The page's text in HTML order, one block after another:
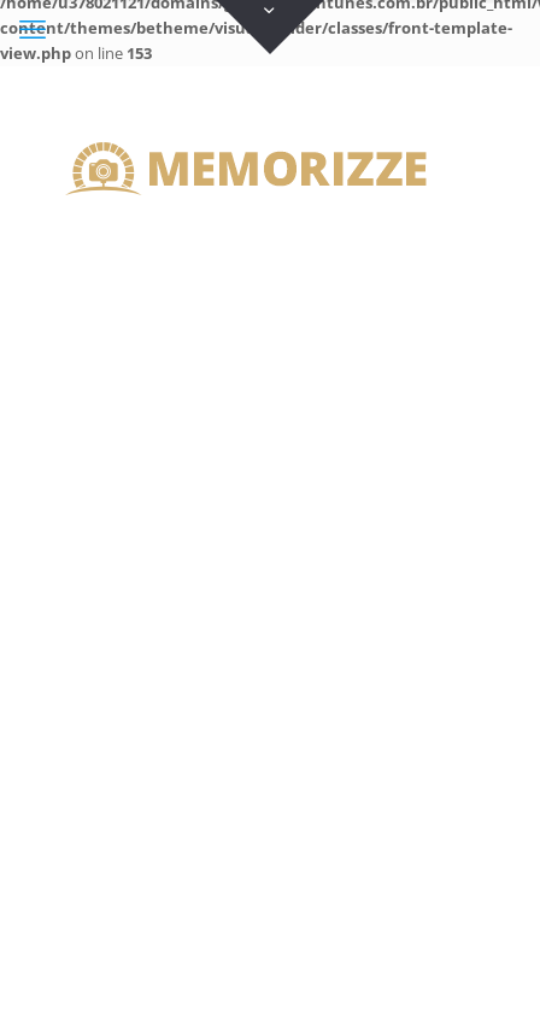
content/themes/betheme/visual-builder/classes/front-template-
view.phpon line 153